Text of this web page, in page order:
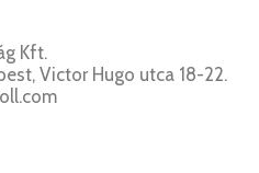
Kft.
Victor Hugo utca 18-22.